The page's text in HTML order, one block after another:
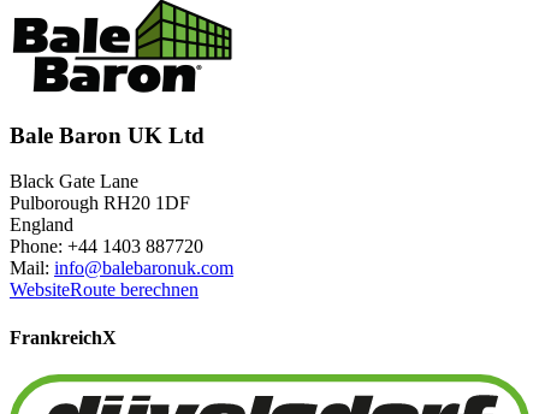
Bale Baron UK Ltd
Black Gate Lane
Pulborough RH20 1DF
England
Phone: +44 1403 887720
Mail: info@balebaronuk.com
WebsiteRoute berechnen
FrankreichX